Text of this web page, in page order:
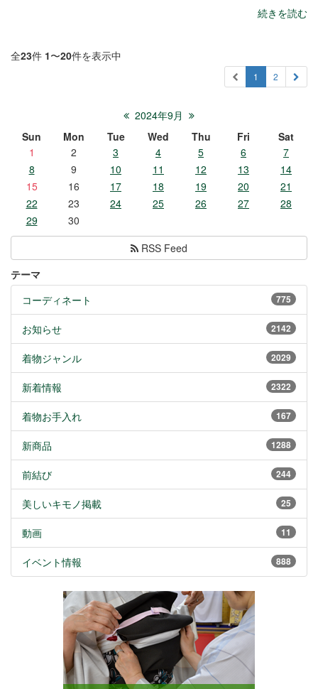
続きを読む
全23件 1〜20件を表示中
1 2
2024年9月
Sun
Mon Tue Wed Thu Fri
Sat
1
2 3 4 5 6
7
8
9 10 11 12 13
14
15
16 17 18 19 20
21
22
23 24 25 26 27
28
29
30
RSS Feed
テーマ
775
コーディネート
2142
お知らせ
2029
着物ジャンル
2322
新着情報
167
着物お手入れ
1288
新商品
244
前結び
25
美しいキモノ掲載
11
動画
888
イベント情報